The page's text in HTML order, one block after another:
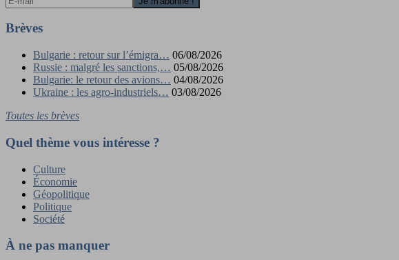
Brèves
Bulgarie : retour sur l’émigra… 06/08/2026
Russie : malgré les sanctions,… 05/08/2026
Bulgarie: le retour des avions… 04/08/2026
Ukraine : les agro-industriels… 03/08/2026
Toutes les brèves
Quel thème vous intéresse ?
Culture
Économie
Géopolitique
Politique
Société
À ne pas manquer